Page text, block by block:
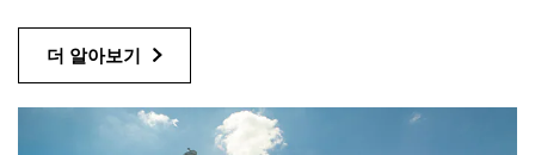
더 알아보기